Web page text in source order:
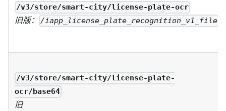
/v3/store/smart-city/license-plate-ocr
旧版： /iapp_license_plate_recognition_v1_file
/v3/store/smart-city/license-plate-
ocr/base64
旧